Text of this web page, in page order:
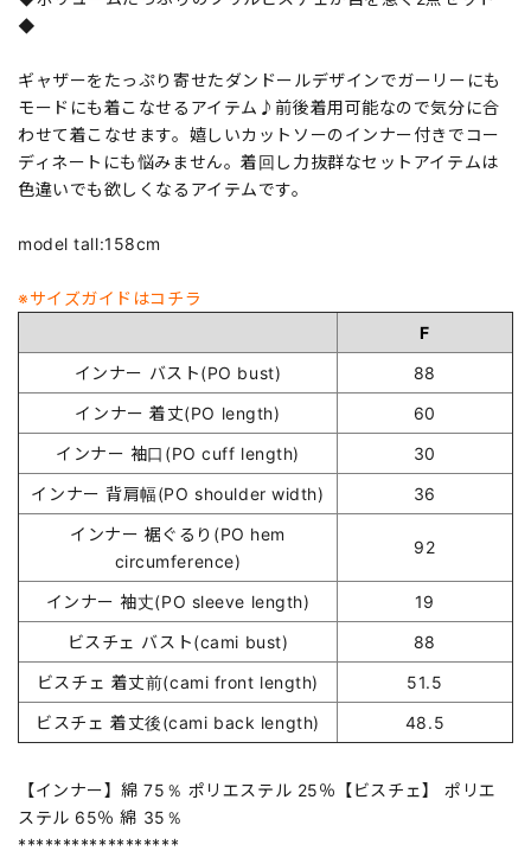
◆
ギャザーをたっぷり寄せたダンドールデザインでガーリーにも
モードにも着こなせるアイテム♪前後着用可能なので気分に合
わせて着こなせます。嬉しいカットソーのインナー付きでコー
ディネートにも悩みません。着回し力抜群なセットアイテムは
色違いでも欲しくなるアイテムです。
model tall:158cm
※サイズガイドはコチラ
F
インナー バスト(PO bust)
88
インナー 着丈(PO length)
60
インナー 袖口(PO cuff length)
30
インナー 背肩幅(PO shoulder width)
36
インナー 裾ぐるり(PO hem
circumference)
92
インナー 袖丈(PO sleeve length)
19
ビスチェ バスト(cami bust)
88
ビスチェ 着丈前(cami front length)
51.5
ビスチェ 着丈後(cami back length)
48.5
【インナー】綿 75％ ポリエステル 25％【ビスチェ】 ポリエ
ステル 65％ 綿 35％
******************